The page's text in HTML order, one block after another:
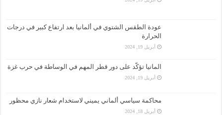
عودة الطقس الشتوي في ألمانيا بعد ارتفاع كبير في درجات
الحرارة
أبريل 19, 2024
المانيا تؤكّد على دور قطر المهم في الوساطة في حرب غزة
أبريل 19, 2024
محاكمة سياسي ألماني يميني لاستخدام شعار نازي محظور
أبريل 18, 2024